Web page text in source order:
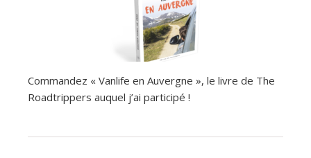
Commandez « Vanlife en Auvergne », le livre de The
Roadtrippers auquel j’ai participé !